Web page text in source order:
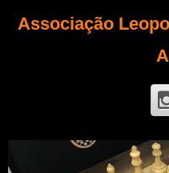
Associação